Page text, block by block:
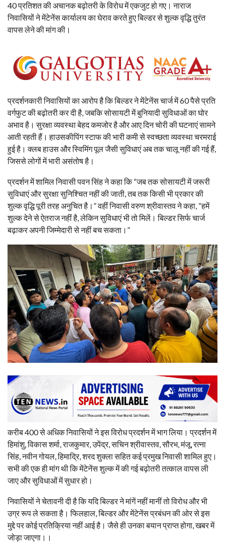
40 प्रतिशत की अचानक बढ़ोतरी के विरोध में एकजुट हो गए। नाराज
निवासियों ने मेंटेनेंस कार्यालय का घेराव करते हुए बिल्डर से शुल्क वृद्धि तुरंत
वापस लेने की मांग की।
प्रदर्शनकारी निवासियों का आरोप है कि बिल्डर ने मेंटेनेंस चार्ज में 60 पैसे प्रति
वर्गफुट की बढ़ोतरी कर दी है, जबकि सोसायटी में बुनियादी सुविधाओं का घोर
अभाव है। सुरक्षा व्यवस्था बेहद कमजोर है और आए दिन चोरी की घटनाएं सामने
आती रहती हैं। हाउसकीपिंग स्टाफ की भारी कमी से स्वच्छता व्यवस्था चरमराई
हुई है। क्लब हाउस और स्विमिंग पूल जैसी सुविधाएं अब तक चालू नहीं की गई हैं,
जिससे लोगों में भारी असंतोष है।
प्रदर्शन में शामिल निवासी पवन सिंह ने कहा कि “जब तक सोसायटी में जरूरी
सुविधाएं और सुरक्षा सुनिश्चित नहीं की जाती, तब तक किसी भी प्रकार की
शुल्क वृद्धि पूरी तरह अनुचित है।” वहीं निवासी वरुण श्रीवास्तव ने कहा, “हमें
शुल्क देने से ऐतराज नहीं है, लेकिन सुविधाएं भी तो मिलें। बिल्डर सिर्फ चार्ज
बढ़ाकर अपनी जिम्मेदारी से नहीं बच सकता।”
करीब 400 से अधिक निवासियों ने इस विरोध प्रदर्शन में भाग लिया। प्रदर्शन में
हिमांशु, विकास शर्मा, राजकुमार, उपेंद्र, सचिन श्रीवास्तव, सौरभ, मंजू, रत्ना
सिंह, नवीन गोयल, हिमाद्रि, शरद शुक्ला सहित कई प्रमुख निवासी शामिल हुए।
सभी की एक ही मांग थी कि मेंटेनेंस शुल्क में की गई बढ़ोतरी तत्काल वापस ली
जाए और सुविधाओं में सुधार हो।
निवासियों ने चेतावनी दी है कि यदि बिल्डर ने मांगें नहीं मानीं तो विरोध और भी
उग्र रूप ले सकता है। फिलहाल, बिल्डर और मेंटेनेंस प्रबंधन की ओर से इस
मुद्दे पर कोई प्रतिक्रिया नहीं आई है। जैसे ही उनका बयान प्राप्त होगा, खबर में
जोड़ा जाएगा।।